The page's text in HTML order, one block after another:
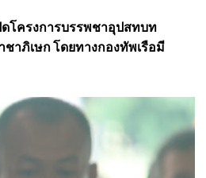
โครงการบรรพชาอุปสทบท
าภิเษก โดยทางกองทัพเรือมี